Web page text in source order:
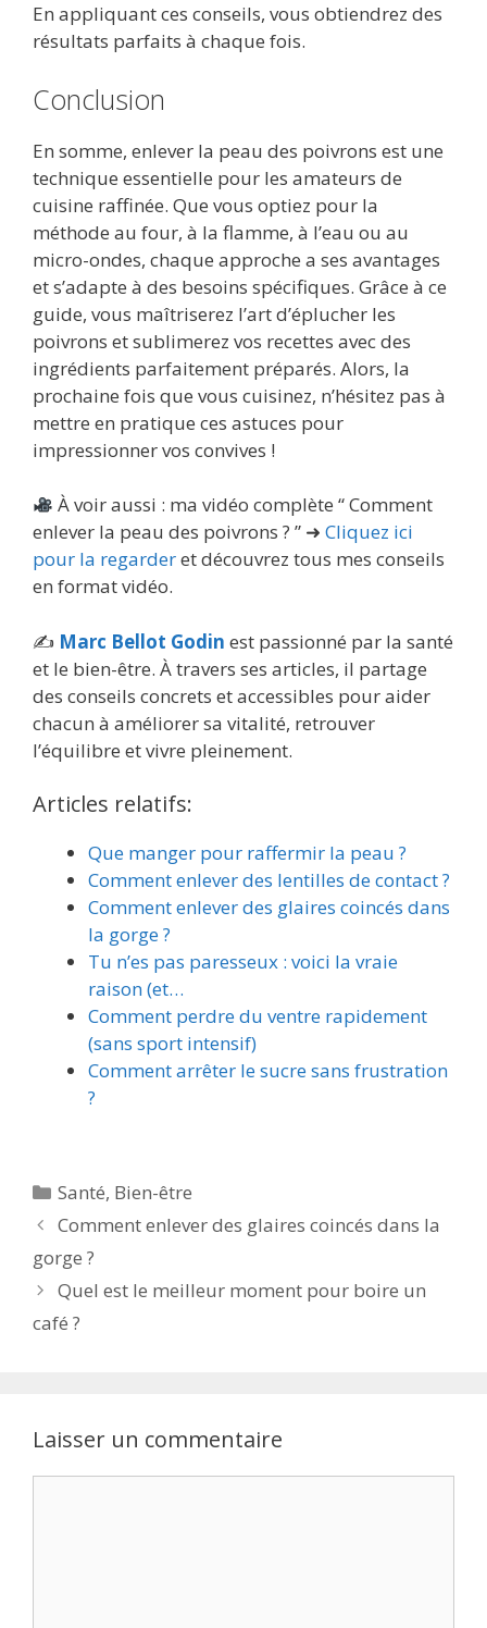
En appliquant ces conseils, vous obtiendrez des
résultats parfaits à chaque fois.
Conclusion
En somme, enlever la peau des poivrons est une
technique essentielle pour les amateurs de
cuisine raffinée. Que vous optiez pour la
méthode au four, à la flamme, à l’eau ou au
micro-ondes, chaque approche a ses avantages
et s’adapte à des besoins spécifiques. Grâce à ce
guide, vous maîtriserez l’art d’éplucher les
poivrons et sublimerez vos recettes avec des
ingrédients parfaitement préparés. Alors, la
prochaine fois que vous cuisinez, n’hésitez pas à
mettre en pratique ces astuces pour
impressionner vos convives !
À voir aussi : ma vidéo complète “ Comment
enlever la peau des poivrons ? ” ➜ Cliquez ici
pour la regarderet découvrez tous mes conseils
en format vidéo.
✍️ Marc Bellot Godin est passionné par la santé
et le bien-être. À travers ses articles, il partage
des conseils concrets et accessibles pour aider
chacun à améliorer sa vitalité, retrouver
l’équilibre et vivre pleinement.
Articles relatifs:
Que manger pour raffermir la peau ?
Comment enlever des lentilles de contact ?
Comment enlever des glaires coincés dans
la gorge ?
Tu n’es pas paresseux : voici la vraie
raison (et…
Comment perdre du ventre rapidement
(sans sport intensif)
Comment arrêter le sucre sans frustration
?
Santé, Bien-être
Comment enlever des glaires coincés dans la
gorge ?
Quel est le meilleur moment pour boire un
café ?
Laisser un commentaire